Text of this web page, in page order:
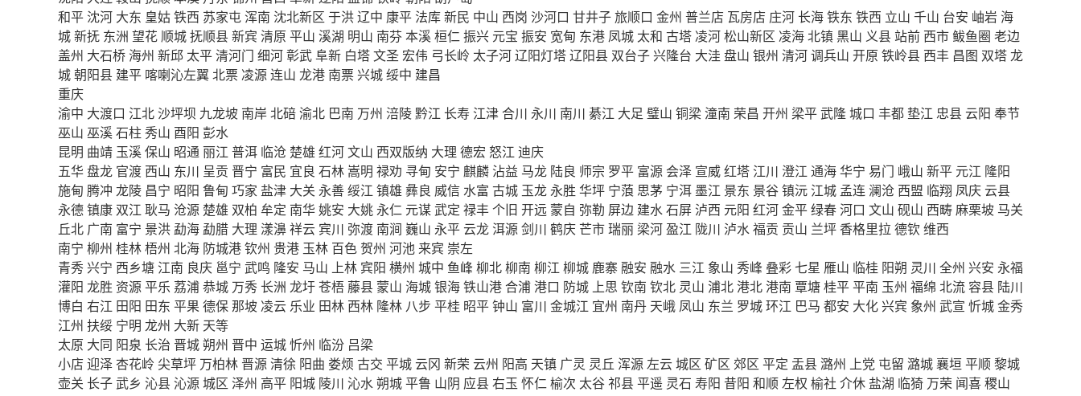
和平 沈河 大东 皇姑铁西 苏家屯 浑南 沈北新区 于洪辽中 康平 法库新民 中山 西岗 沙河口 甘井子旅顺口 金州 普兰店 瓦房店 庄河 长海铁东 铁西 立山 千山 台安 岫岩 海
城新抚 东洲 望花 顺城抚顺县新宾 清原 平山 溪湖 明山 南芬 本溪桓仁振兴 元宝 振安 宽甸 东港 凤城 太和 古塔 凌河松山新区 凌海北镇黑山 义县 站前 西市 鲅鱼圈 老边
盖州 大石桥 海州 新邱 太平清河门 细河彰武阜新 白塔文圣宏伟 弓长岭 太子河辽阳灯塔辽阳县 双台子兴隆台 大洼 盘山 银州 清河调兵山 开原 铁岭县 西丰 昌图 双塔龙
城朝阳县 建平 喀喇沁左翼北票 凌源连山 龙港 南票兴城绥中 建昌
重庆
渝中 大渡口 江北沙坪坝 九龙坡 南岸北碚渝北 巴南 万州 涪陵黔江 长寿 江津合川 永川 南川 綦江 大足 璧山 铜梁潼南 荣昌 开州 梁平武隆城口 丰都 垫江 忠县 云阳 奉节
巫山 巫溪石柱 秀山 酉阳 彭水
昆明 曲靖 玉溪保山 昭通丽江 普洱 临沧 楚雄 红河文山 西双版纳 大理 德宏 怒江 迪庆
五华盘龙 官渡 西山 东川 呈贡 晋宁 富民 宜良 石林嵩明 禄劝 寻甸 安宁 麒麟 沾益 马龙 陆良 师宗 罗平 富源 会泽 宣威红塔 江川 澄江 通海华宁 易门 峨山 新平 元江 隆阳
施甸 腾冲 龙陵 昌宁 昭阳 鲁甸 巧家 盐津 大关 永善绥江 镇雄 彝良 威信水富 古城 玉龙 永胜 华坪 宁蒗 思茅 宁洱 墨江 景东 景谷镇沅 江城 孟连 澜沧 西盟 临翔 凤庆 云县
永德镇康 双江 耿马 沧源 楚雄 双柏 牟定 南华姚安 大姚 永仁 元谋武定 禄丰个旧 开远 蒙自 弥勒 屏边 建水石屏 泸西 元阳 红河金平绿春河口 文山 砚山 西畴麻栗坡 马关
丘北 广南 富宁 景洪 勐海 勐腊 大理 漾濞祥云 宾川 弥渡 南涧 巍山 永平 云龙 洱源剑川 鹤庆 芒市瑞丽 梁河盈江 陇川 泸水福贡 贡山 兰坪 香格里拉 德钦维西
南宁 柳州 桂林梧州 北海 防城港钦州 贵港 玉林 百色贺州 河池 来宾 崇左
青秀兴宁 西乡塘 江南 良庆 邕宁 武鸣 隆安 马山 上林 宾阳 横州 城中 鱼峰 柳北柳南 柳江 柳城 鹿寨融安 融水 三江 象山 秀峰 叠彩七星 雁山 临桂 阳朔 灵川 全州 兴安 永福
灌阳 龙胜 资源平乐 荔浦恭城 万秀 长洲 龙圩苍梧 藤县蒙山 海城银海铁山港合浦港口 防城 上思 钦南 钦北 灵山 浦北港北港南 覃塘桂平平南 玉州 福绵 北流 容县 陆川
博白 右江 田阳 田东 平果 德保那坡 凌云 乐业 田林 西林 隆林 八步 平桂 昭平钟山 富川 金城江 宜州 南丹 天峨 凤山 东兰 罗城环江 巴马 都安 大化兴宾 象州 武宣 忻城金秀
江州 扶绥 宁明 龙州 大新 天等
太原 大同 阳泉 长治 晋城朔州 晋中 运城忻州 临汾 吕梁
小店 迎泽杏花岭 尖草坪 万柏林 晋源清徐 阳曲 娄烦 古交 平城 云冈 新荣 云州 阳高 天镇 广灵 灵丘 浑源左云城区 矿区 郊区 平定 盂县潞州 上党 屯留 潞城襄垣平顺黎城
壶关 长子武乡 沁县沁源城区 泽州 高平 阳城 陵川 沁水朔城平鲁 山阴 应县右玉 怀仁榆次 太谷祁县平遥 灵石 寿阳 昔阳 和顺左权 榆社 介休 盐湖 临猗 万荣 闻喜稷山